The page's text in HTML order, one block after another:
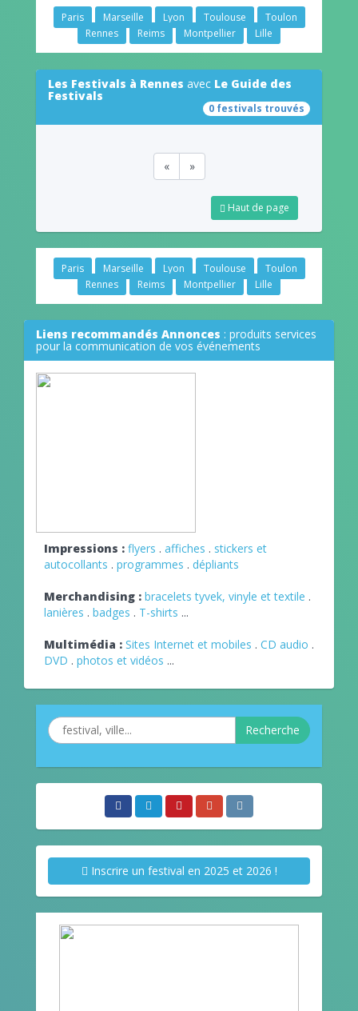
Paris Marseille Lyon Toulouse
Toulon
Rennes
Reims Montpellier Lille
Les Festivals à Rennes avec Le Guide des
Festivals
0 festivals trouvés
« »
Haut de page
Paris Marseille Lyon Toulouse
Toulon
Rennes
Reims Montpellier Lille
Liens recommandés Annonces : produits services
pour la communication de vos événements
Impressions : flyers . affiches . stickers et
autocollants . programmes . dépliants
Merchandising : bracelets tyvek, vinyle et textile .
lanières . badges . T-shirts ...
Multimédia : Sites Internet et mobiles . CD audio .
DVD . photos et vidéos ...
Recherche
Inscrire un festival en 2025 et 2026 !